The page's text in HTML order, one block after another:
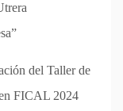
del Taller de
FICAL 2024